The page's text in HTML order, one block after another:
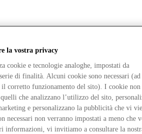
la vostra privacy
cookie e tecnologie analoghe, impostati da
di finalità. Alcuni cookie sono necessari (ad
il corretto funzionamento del sito). I cookie non
che analizzano l’utilizzo del sito,
e personalizzano la pubblicità che vi
necessari non verranno impostati a meno che
informazioni, vi invitiamo a consultare la